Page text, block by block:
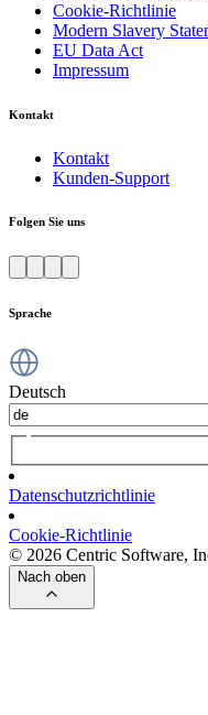
Cookie-Richtlinie
Modern Slavery
EU Data Act
Impressum
Kontakt
Kontakt
Kunden-Support
Folgen Sie uns
Sprache
Deutsch
Datenschutzrichtlinie
Cookie-Richtlinie
© 2026 Centric Software,
Nach oben